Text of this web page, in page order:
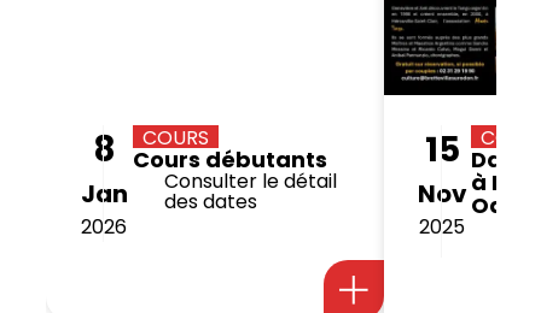
8
Jan
2026
COURS
Cours débutants
Consulter le détail
des dates
15
Nov
2025
à
Odon